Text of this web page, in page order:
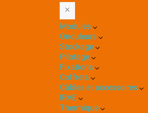
Modules
Onduleurs
Stockage
Pilotage
Fixations
Coffrets
Câbles et accessoires
IRVE
Thermique